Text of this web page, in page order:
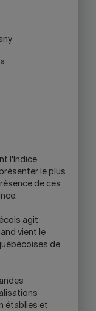
l'Indice
le plus
de ces
agit
vient le
de
établies et